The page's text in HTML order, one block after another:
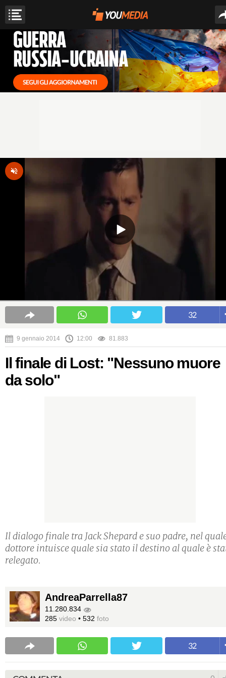
32
9 gennaio 2014 12:00 81.883
Il finale di Lost: "Nessuno muore
da solo"
Il dialogo finale tra Jack Shepard e suo padre, nel
dottore intuisce quale sia stato il destino al quale è
relegato.
AndreaParrella87
11.280.834
285 video • 532 foto
32